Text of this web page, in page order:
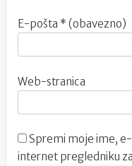
E-pošta * (obavezno)
Web-stranica
Spremi moje ime,
internet pregledniku